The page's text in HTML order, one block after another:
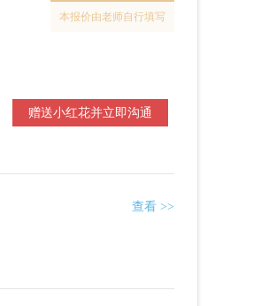
本报价由老师自行填写
赠送小红花并立即沟通
查看 >>